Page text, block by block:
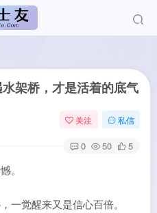
架桥，才是活着的底气
关注 私信
0 50 5
。
一觉醒来又是信心百倍。